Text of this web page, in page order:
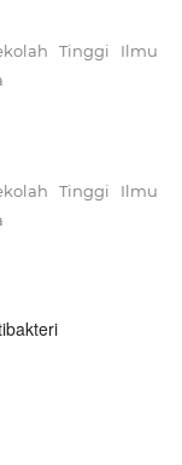
Tinggi Ilmu
Tinggi Ilmu